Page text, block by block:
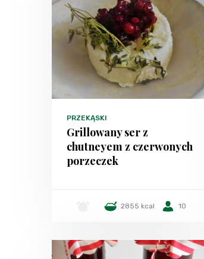
PRZEKĄSKI
Grillowany ser z
chutneyem z czerwonych
porzeczek
2855 kcal 10